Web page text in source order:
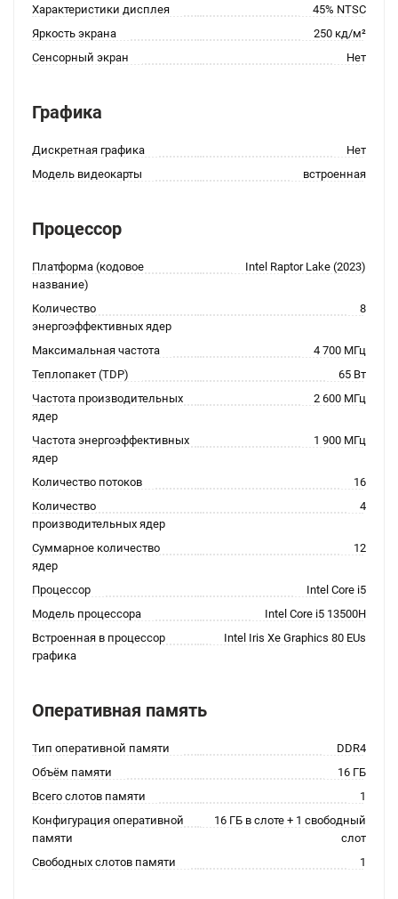
Характеристики дисплея
45% NTSC
Яркость экрана
250 кд/м²
Сенсорный экран
Нет
Графика
Дискретная графика
Нет
Модель видеокарты
встроенная
Процессор
Платформа (кодовое
название)
Intel Raptor Lake (2023)
Количество
энергоэффективных ядер
8
Максимальная частота
4 700 МГц
Теплопакет (TDP)
65 Вт
Частота производительных
ядер
2 600 МГц
Частота энергоэффективных
ядер
1 900 МГц
Количество потоков
16
Количество
производительных ядер
4
Суммарное количество
ядер
12
Процессор
Intel Core i5
Модель процессора
Intel Core i5 13500H
Встроенная в процессор
графика
Intel Iris Xe Graphics 80 EUs
Оперативная память
Тип оперативной памяти
DDR4
Объём памяти
16 ГБ
Всего слотов памяти
1
Конфигурация оперативной
памяти
16 ГБ в слоте + 1 свободный
слот
Свободных слотов памяти
1